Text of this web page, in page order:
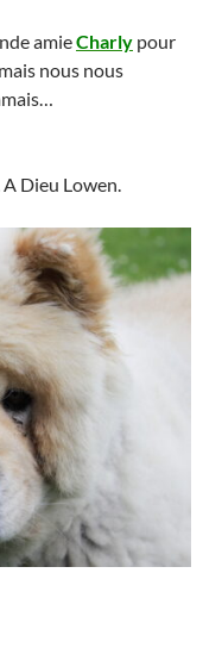
amieCharly pour
nous nous
Dieu Lowen.